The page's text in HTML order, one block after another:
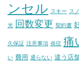
ンセル スキー ス
光 回数変更 契約書
久保証 注意事項 炎症 痛
い 費用 通らない 違う店